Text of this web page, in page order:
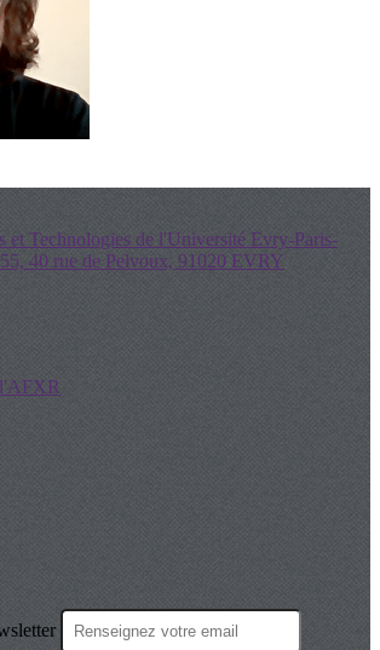
et Technologies de l'Université Evry-Paris-
40 rue de Pelvoux, 91020 EVRY